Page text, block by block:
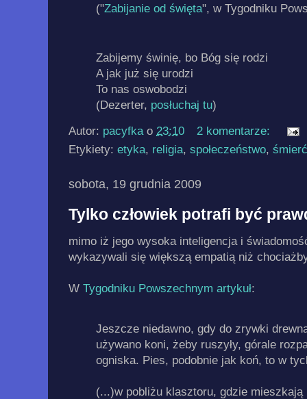
("Zabijanie od święta", w Tygodniku
Zabijemy świnię, bo Bóg się rodzi
A jak już się urodzi
To nas oswobodzi
(Dezerter, posłuchaj tu)
Autor: pacyfka o 23:10
2 komentarze:
Etykiety: etyka, religia, społeczeństwo, śmierć
sobota, 19 grudnia 2009
Tylko człowiek potrafi być
mimo iż jego wysoka inteligencja i
wykazywali się większą empatią niż
W Tygodniku Powszechnym artykuł:
Jeszcze niedawno, gdy do zrywki
używano koni, żeby ruszyły, górale
ogniska. Pies, podobnie jak koń, to w
(...)w pobliżu klasztoru, gdzie